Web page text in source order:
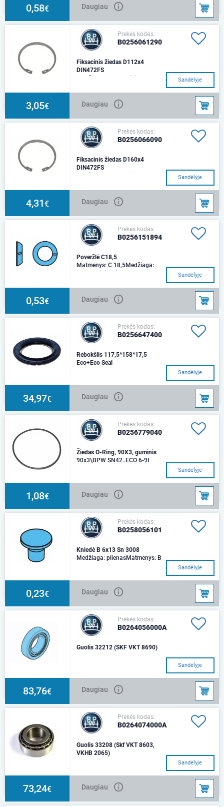
0,58€ Daugiau
Prekės kodas:
B0256061290
Fiksacinis žiedas D112x4
DIN472FS
Medžiaga: spyruoklinis
Sandėlyje
3,05€ Daugiau
Prekės kodas:
B0256066090
Fiksacinis žiedas D160x4
DIN472FS
Medžiaga: spyruoklinis
Sandėlyje
4,31€ Daugiau
Prekės kodas:
B0256151894
Poveržlė C18,5
Matmenys: C 18,5Medžiaga:
spyruoklinis plienas
Sandėlyje
0,53€ Daugiau
Prekės kodas:
B0256647400
Rebokšlis 117,5*158*17,5
Eco+Eco Seal
Matmenys: Ø 117,5 / 158 x
12,5Svoris [kg] 0,475
Sandėlyje
34,97€ Daugiau
Prekės kodas:
B0256779040
Žiedas O-Ring, 90X3, guminis
90x3\BPW SN42..ECO 6-9t
Sandėlyje
1,08€ Daugiau
Prekės kodas:
B0258056101
Kniedė B 6x13 Sn 3008
Medžiaga: plienasMatmenys: B
Sandėlyje
0,23€ Daugiau
Prekės kodas:
B0264056000A
Guolis 32212 (SKF VKT 8690)
Sandėlyje
83,76€ Daugiau
Prekės kodas:
B0264074000A
Guolis 33208 (Skf VKT 8603,
VKHB 2065)
Sandėlyje
73,24€ Daugiau